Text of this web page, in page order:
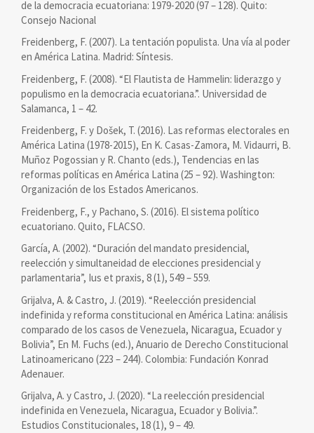
de la democracia ecuatoriana: 1979-2020 (97 – 128). Quito:
Consejo Nacional
Freidenberg, F. (2007). La tentación populista. Una vía al poder
en América Latina. Madrid: Síntesis.
Freidenberg, F. (2008). “El Flautista de Hammelin: liderazgo y
populismo en la democracia ecuatoriana.”. Universidad de
Salamanca, 1 – 42.
Freidenberg, F. y Došek, T. (2016). Las reformas electorales en
América Latina (1978-2015), En K. Casas-Zamora, M. Vidaurri, B.
Muñoz Pogossian y R. Chanto (eds.), Tendencias en las
reformas políticas en América Latina (25 – 92). Washington:
Organización de los Estados Americanos.
Freidenberg, F., y Pachano, S. (2016). El sistema político
ecuatoriano. Quito, FLACSO.
García, A. (2002). “Duración del mandato presidencial,
reelección y simultaneidad de elecciones presidencial y
parlamentaria”, Ius et praxis, 8 (1), 549 – 559.
Grijalva, A. & Castro, J. (2019). “Reelección presidencial
indefinida y reforma constitucional en América Latina: análisis
comparado de los casos de Venezuela, Nicaragua, Ecuador y
Bolivia”, En M. Fuchs (ed.), Anuario de Derecho Constitucional
Latinoamericano (223 – 244). Colombia: Fundación Konrad
Adenauer.
Grijalva, A. y Castro, J. (2020). “La reelección presidencial
indefinida en Venezuela, Nicaragua, Ecuador y Bolivia.”.
Estudios Constitucionales, 18 (1), 9 – 49.